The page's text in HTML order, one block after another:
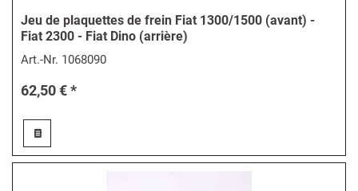
Jeu de plaquettes de frein Fiat 1300/1500 (avant) -
Fiat 2300 - Fiat Dino (arrière)
Art.-Nr. 1068090
62,50 € *